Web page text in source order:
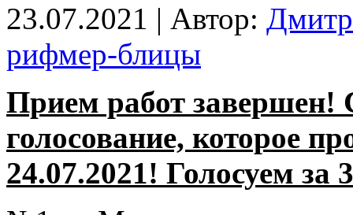
23.07.2021 | Автор:
рифмер-блицы
Прием работ завершен!
голосование, которое
24.07.2021! Голосуем за